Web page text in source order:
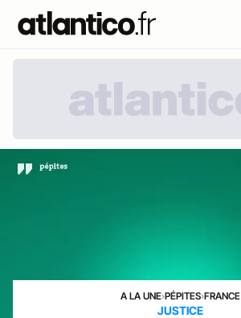
A LA UNE›PÉPITES›FRANCE
JUSTICE